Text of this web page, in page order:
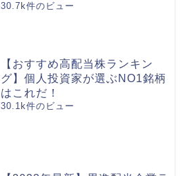
30.7k件のビュー
【おすすめ高配当株ランキン
グ】個人投資家が選ぶNO1銘柄
はこれだ！
30.1k件のビュー
株